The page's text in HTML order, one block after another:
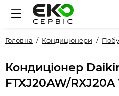
Головна Кондиціонери
Кондиціонер
FTXJ20AW/